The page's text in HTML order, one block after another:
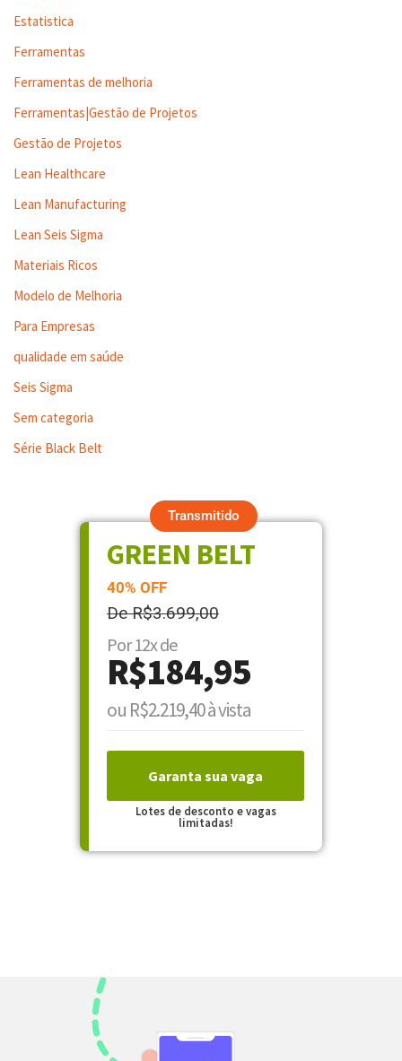
Estatistica
Ferramentas
Ferramentas de melhoria
Ferramentas|Gestão de Projetos
Gestão de Projetos
Lean Healthcare
Lean Manufacturing
Lean Seis Sigma
Materiais Ricos
Modelo de Melhoria
Para Empresas
qualidade em saúde
Seis Sigma
Sem categoria
Série Black Belt
Transmitido
GREEN BELT
40% OFF
De R$3.699,00
Por 12x de
R$184,95
ou R$2.219,40 à vista
Garanta sua vaga
Lotes de desconto e vagas
limitadas!